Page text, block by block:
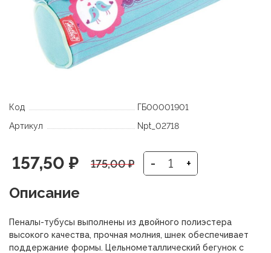
Код
ГБ00001901
Артикул
Npt_02718
175,00₽
Первоначальная
цена
составляла
175,00 ₽.
157,50 ₽
Текущая
цена:
157,50 ₽.
- +
Описание
Пеналы-тубусы выполнены из двойного полиэстера
высокого качества, прочная молния, шнек обеспечивает
поддержание формы. Цельнометаллический бегунок с